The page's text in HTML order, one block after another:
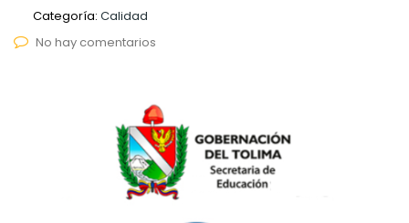
Categoría: Calidad
No hay comentarios